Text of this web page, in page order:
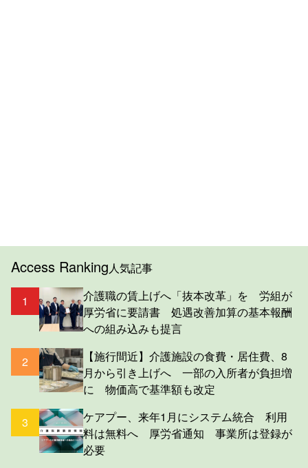
Access Ranking人気記事
1
介護職の賃上げへ「抜本改革」を 労組が
厚労省に要請書 処遇改善加算の基本報酬
への組み込みも提言
2
【施行間近】介護施設の食費・居住費、8
月から引き上げへ 一部の入所者が負担増
に 物価高で基準額も改定
3
ケアプー、来年1月にシステム統合 利用
料は無料へ 厚労省通知 事業所は登録が
必要